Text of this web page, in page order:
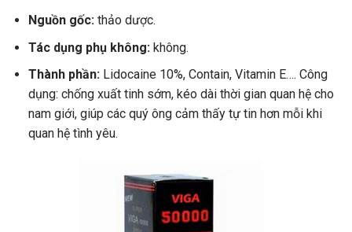
Nguồn gốc:thảo dược.
Tác dụng phụ không:không.
Thành phần:Lidocaine 10%, Contain, Vitamin E…. Công
dụng: chống xuất tinh sớm, kéo dài thời gian quan hệ cho
nam giới, giúp các quý ông cảm thấy tự tin hơn mỗi khi
quan hệ tình yêu.